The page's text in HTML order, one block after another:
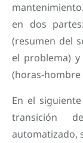
en dos
(resumen del
el problema)
(horas-hombre
En el
transición
automatizado,